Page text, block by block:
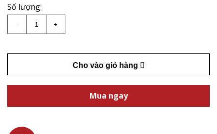
Số lượng:
- Nấm Truffle đen - Tuber Melanosporum 100g số
+
Cho vào giỏ hàng
Mua ngay